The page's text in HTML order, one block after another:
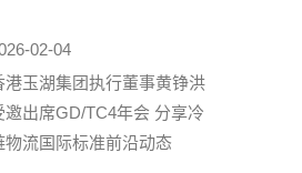
02-04
港玉湖集团执行董事黄铮洪
邀出席GD/TC4年会 分享冷
物流国际标准前沿动态